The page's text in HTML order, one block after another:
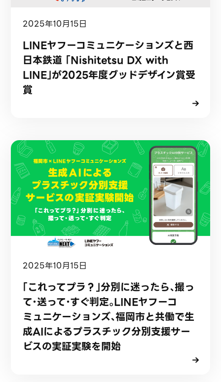
2025年10月15日
LINEヤフーコミュニケーションズと西
日本鉄道 「Nishitetsu DX with
LINE」が2025年度グッドデザイン賞受
賞
2025年10月15日
「これってプラ？」分別に迷ったら、撮っ
て・送って・すぐ判定。LINEヤフーコ
ミュニケーションズ、福岡市と共働で生
成AIによるプラスチック分別支援サー
ビスの実証実験を開始